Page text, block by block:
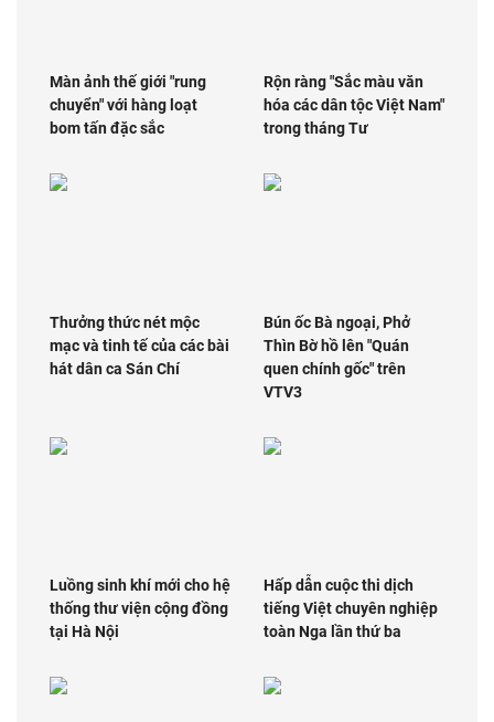
Màn ảnh thế giới "rung
chuyển" với hàng loạt
bom tấn đặc sắc
Rộn ràng "Sắc màu văn
hóa các dân tộc Việt Nam"
trong tháng Tư
Thưởng thức nét mộc
mạc và tinh tế của các bài
hát dân ca Sán Chí
Bún ốc Bà ngoại, Phở
Thìn Bờ hồ lên "Quán
quen chính gốc" trên
VTV3
Luồng sinh khí mới cho hệ
thống thư viện cộng đồng
tại Hà Nội
Hấp dẫn cuộc thi dịch
tiếng Việt chuyên nghiệp
toàn Nga lần thứ ba